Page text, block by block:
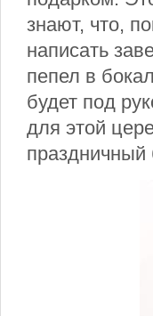
знают, что,
написать
пепел в
будет под
для этой
праздничный